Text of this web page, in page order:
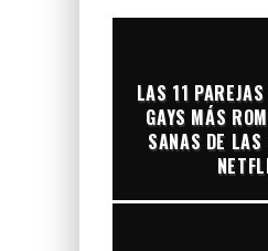
LAS 11
GAYS MÁS
SANAS DE